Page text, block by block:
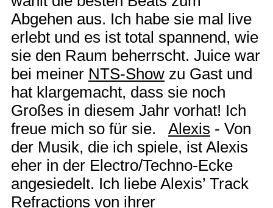
Abgehen aus. Ich habe sie mal live
erlebt und es ist total spannend, wie
sie den Raum beherrscht. Juice war
bei meiner NTS-Show zu Gast und
hat klargemacht, dass sie noch
Großes in diesem Jahr vorhat! Ich
freue mich so für sie. Alexis - Von
der Musik, die ich spiele, ist Alexis
eher in der Electro/Techno-Ecke
angesiedelt. Ich liebe Alexis’ Track
Refractions von ihrer